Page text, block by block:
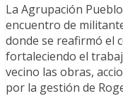
La Agrupación
encuentro de
donde se reafirmó el
fortaleciendo el
vecino las obras,
por la gestión de